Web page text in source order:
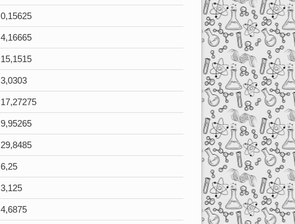
0,15625
4,16665
15,1515
3,0303
17,27275
9,95265
29,8485
6,25
3,125
4,6875